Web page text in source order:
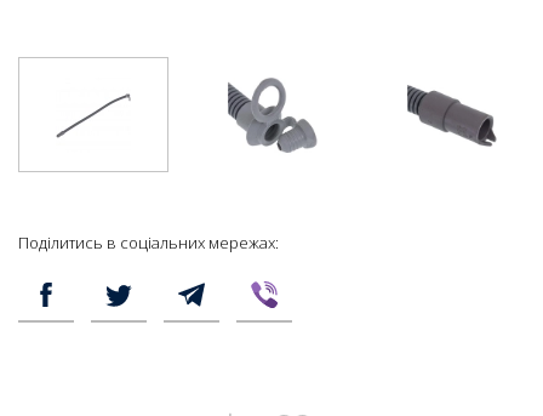
Поділитись в соціальних мережах: